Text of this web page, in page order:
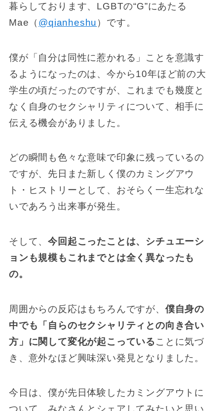
暮らしております、LGBTの“G”にあたる
Mae（ @qianheshu ）です。
僕が「自分は同性に惹かれる」ことを意識す
るようになったのは、今から10年ほど前の大
学生の頃だったのですが、これまでも幾度と
なく自身のセクシャリティについて、相手に
伝える機会がありました。
どの瞬間も色々な意味で印象に残っているの
ですが、先日また新しく僕のカミングアウ
ト・ヒストリーとして、おそらく一生忘れな
いであろう出来事が発生。
そして、今回起こったことは、シチュエーシ
ョンも規模もこれまでとは全く異なったも
の。
周囲からの反応はもちろんですが、 僕自身の
中でも「自らのセクシャリティとの向き合い
方」に関して変化が起こっていることに気づ
き、意外なほど興味深い発見となりました。
今日は、僕が先日体験したカミングアウトに